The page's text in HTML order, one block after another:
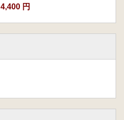
4,400 円